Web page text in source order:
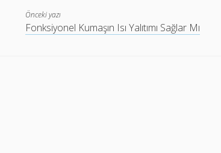
Önceki yazı
Fonksiyonel Kumaşın Isı Yalıtımı Sağlar Mı